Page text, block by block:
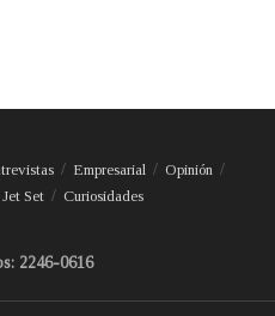
Empresarial
Opinión
Jet Set Curiosidades
2246-0616